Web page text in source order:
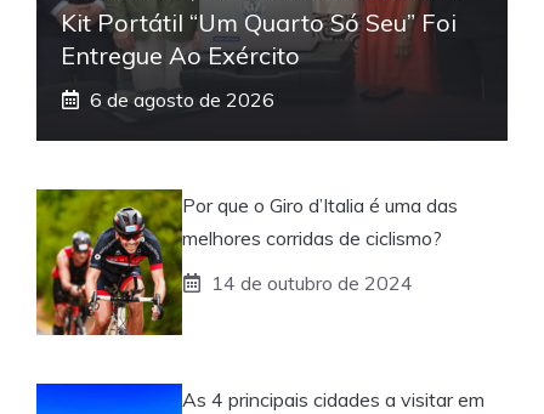
Kit Portátil “Um Quarto Só Seu” Foi
Entregue Ao Exército
6 de agosto de 2026
Por que o Giro d’Italia é uma das
melhores corridas de ciclismo?
14 de outubro de 2024
As 4 principais cidades a visitar em